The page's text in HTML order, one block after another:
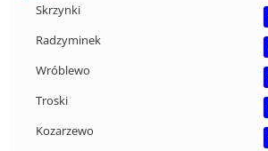
Skrzynki
Radzyminek
Wróblewo
Troski
Kozarzewo